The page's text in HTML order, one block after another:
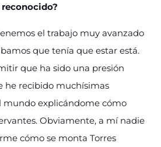
el trabajo muy avanzado
que tenía que estar está.
que ha sido una presión
he recibido muchísimas
mundo explicándome cómo
Obviamente, a mí nadie
cómo se monta Torres